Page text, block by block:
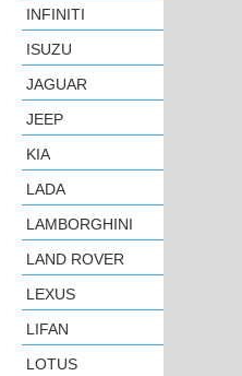
INFINITI
ISUZU
JAGUAR
JEEP
KIA
LADA
LAMBORGHINI
LAND ROVER
LEXUS
LIFAN
LOTUS